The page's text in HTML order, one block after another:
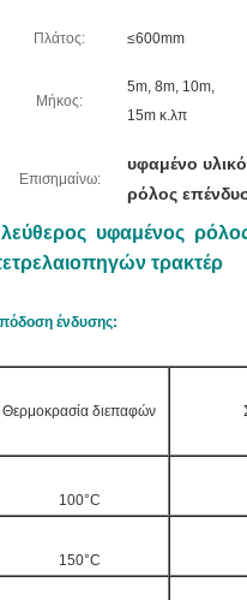
Πλάτος: ≤600mm
Μήκος:
5m, 8m, 10m,
15m κ.λπ
Επισημαίνω:
υφαμένο
ρόλος
υφαμένος
τρακτέρ
ένδυσης:
Θερμοκρασία διεπαφών
100°C
150°C